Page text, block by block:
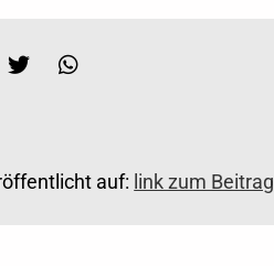
auf: link zum Beitrag